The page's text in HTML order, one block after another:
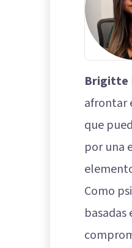
Brigitte
afrontar
que
por una
Como